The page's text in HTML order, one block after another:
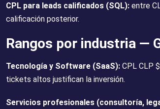
CPL para leads calificados (SQL): entre
calificación posterior.
Rangos por industria —
Tecnología y Software (SaaS): CPL CLP
tickets altos justifican la inversión.
Servicios profesionales (consultoría,